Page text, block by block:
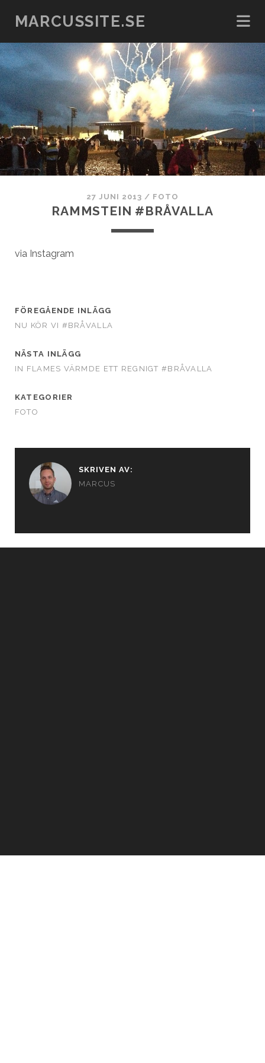
MARCUSSITE.SE
27 JUNI 2013 / FOTO
RAMMSTEIN #BRÅVALLA
via Instagram
FÖREGÅENDE INLÄGG
NU KÖR VI #BRÅVALLA
NÄSTA INLÄGG
IN FLAMES VÄRMDE ETT REGNIGT #BRÅVALLA
KATEGORIER
FOTO
SKRIVEN AV:
MARCUS